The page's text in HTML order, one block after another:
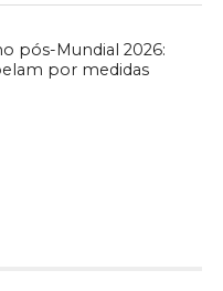
pós-Mundial 2026:
por medidas